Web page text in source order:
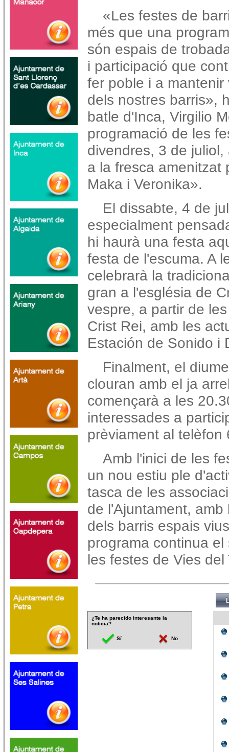
«Les festes de
més que una
són espais de
i participació que
fer poble i a mantenir
dels nostres barris»,
batle d'Inca, Virgilio
programació de les
divendres, 3 de
a la fresca amenitzat
Maka i Veronika».
El dissabte, 4 de
especialment
hi haurà una festa
festa de l'escuma. A
celebrarà la
gran a l'església de
vespre, a partir de
Crist Rei, amb les
Estación de Sonido i
Finalment, el
clouran amb el ja
començarà a les
interessades a
prèviament al telèfon
Amb l'inici de les
un nou estiu ple
tasca de les
de l'Ajuntament,
dels barris espais
programa continua
les festes de Vies del
¿Te ha parecido interesante la
noticia?
Sí No